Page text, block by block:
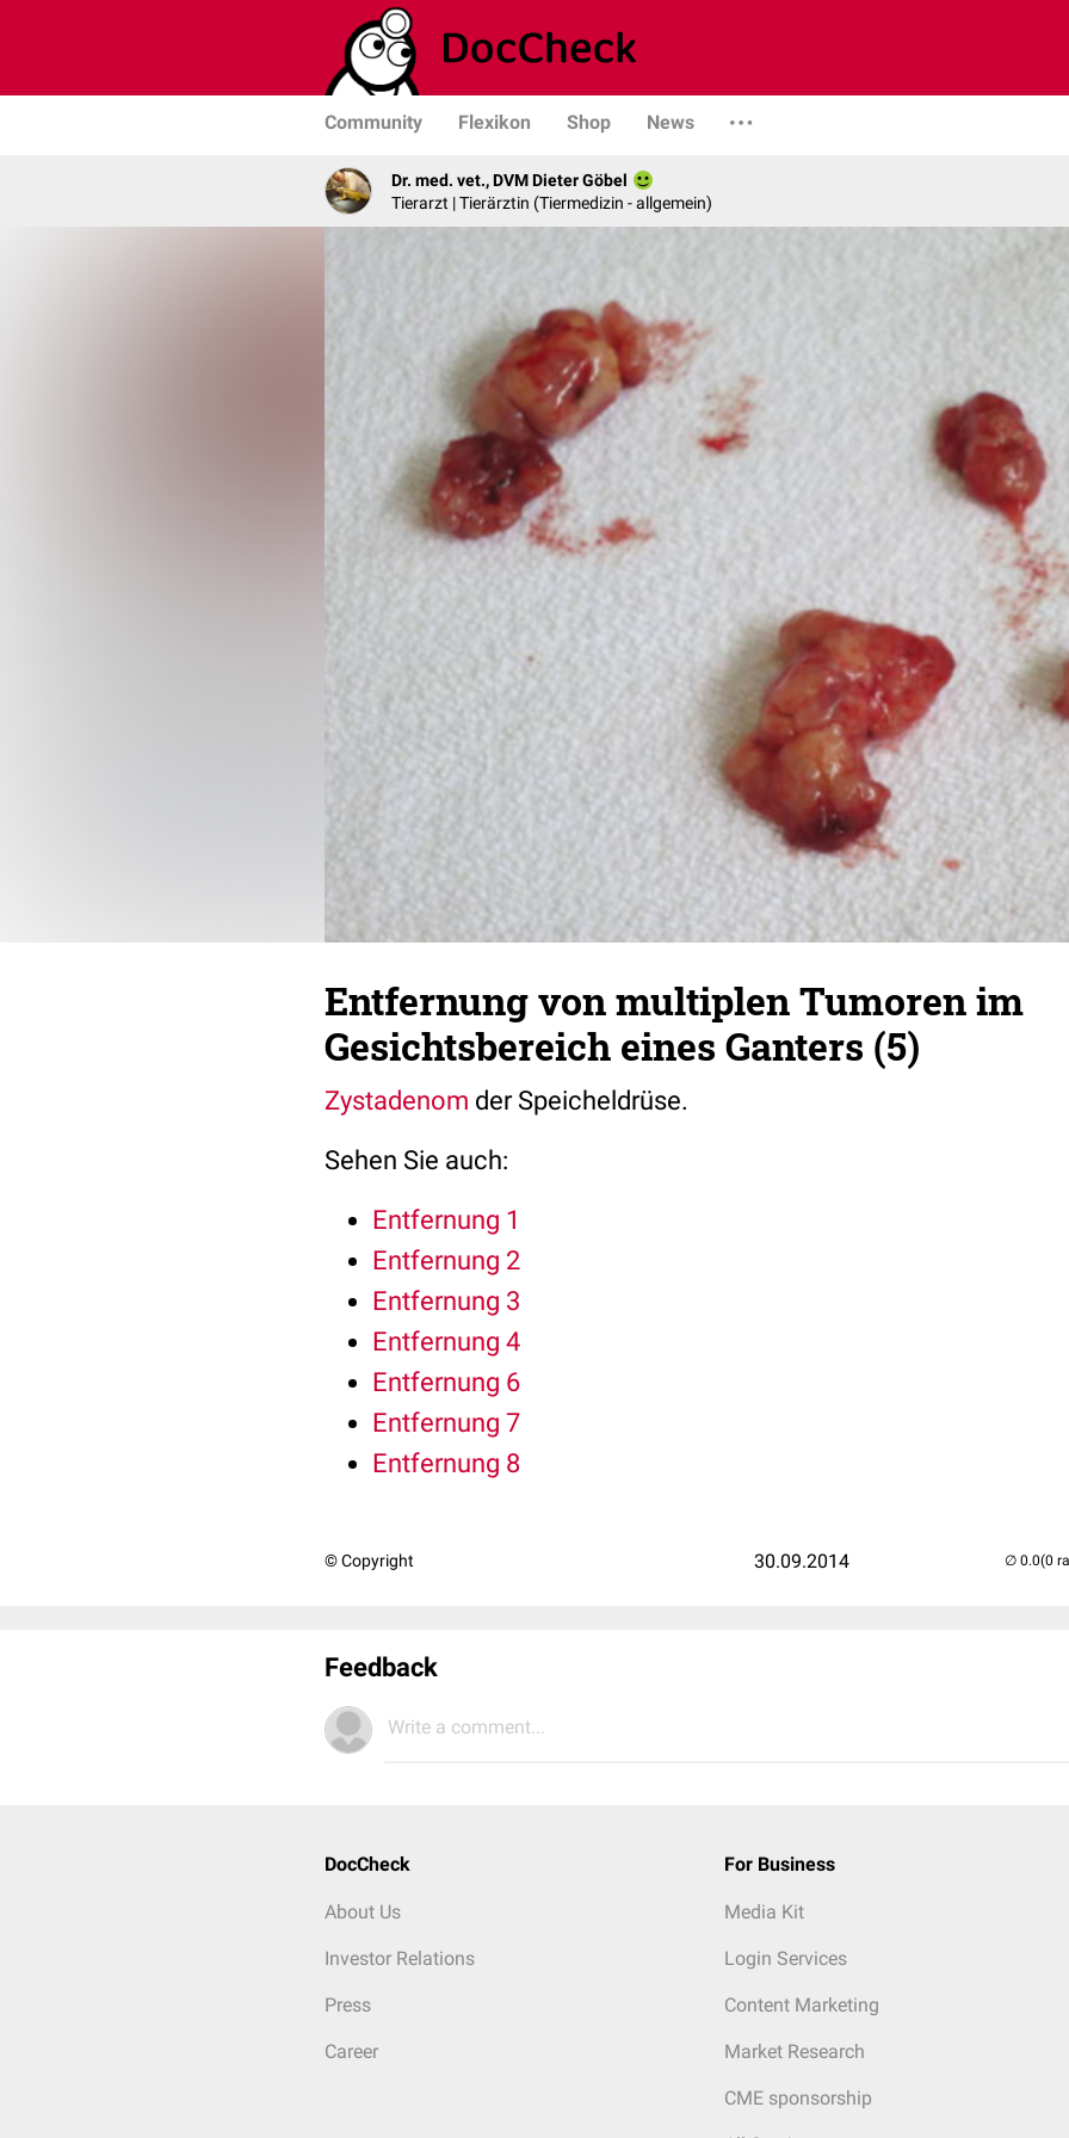
Community Flexikon Shop News
Dr. med. vet., DVM Dieter Göbel
Tierarzt | Tierärztin (Tiermedizin - allgemein)
Entfernung von multiplen Tumoren im
Gesichtsbereich eines Ganters (5)
Zystadenom der Speicheldrüse.
Sehen Sie auch:
Entfernung 1
Entfernung 2
Entfernung 3
Entfernung 4
Entfernung 6
Entfernung 7
Entfernung 8
© Copyright 30.09.2014 (0
Feedback
Write a comment...
DocCheck
About Us
Investor Relations
Press
Career
For Business
Media Kit
Login Services
Content Marketing
Market Research
CME sponsorship